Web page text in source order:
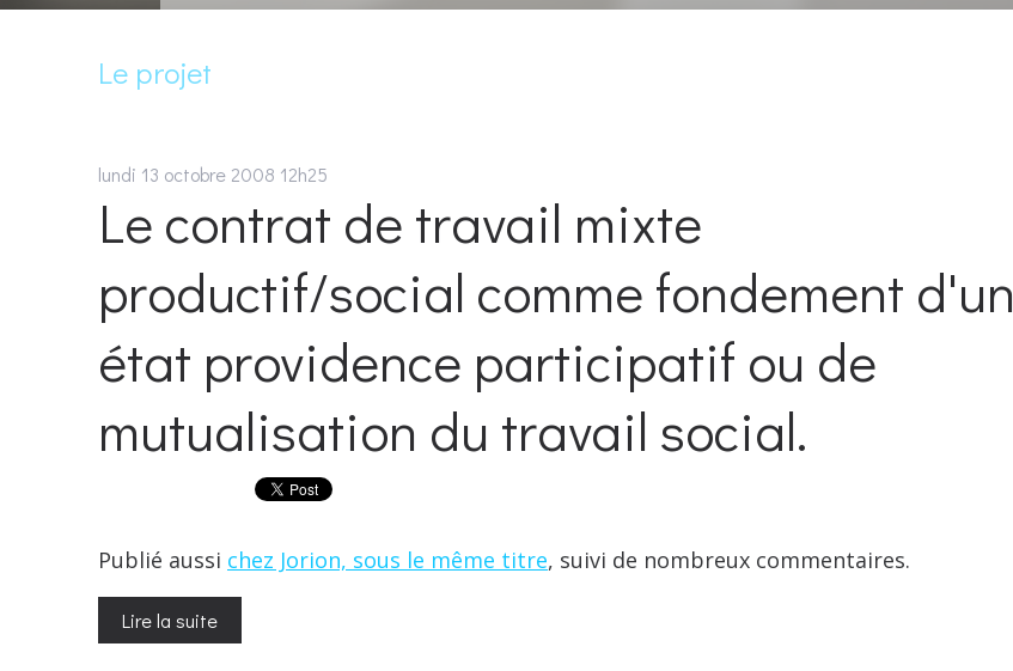
Le projet
lundi 13 octobre 2008 12h25
Le contrat de travail mixte
productif/social comme fondement d'un
état providence participatif ou de
mutualisation du travail social.
Publié aussi chez Jorion, sous le même titre, suivi de nombreux commentaires.
Lire la suite